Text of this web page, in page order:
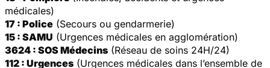
médicales)
17 : Police (Secours ou gendarmerie)
15 : SAMU (Urgences médicales en agglomération)
3624 : SOS Médecins (Réseau de soins 24H/24)
112 : Urgences (Urgences médicales dans l’ensemble de